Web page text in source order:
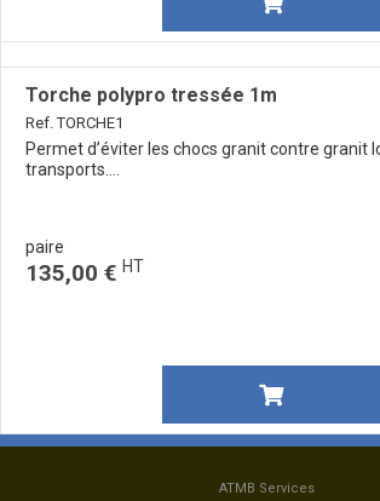
Torche polypro tressée 1m
Ref. TORCHE1
Permet d’éviter les chocs granit contre granit
transports....
paire
135,00 € HT
ATMB Services